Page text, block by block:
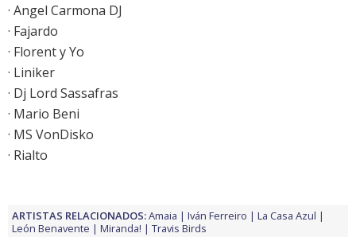
· Angel Carmona DJ
· Fajardo
· Florent y Yo
· Liniker
· Dj Lord Sassafras
· Mario Beni
· MS VonDisko
· Rialto
ARTISTAS RELACIONADOS:Amaia Iván Ferreiro
La Casa Azul
León Benavente
Miranda! Travis Birds